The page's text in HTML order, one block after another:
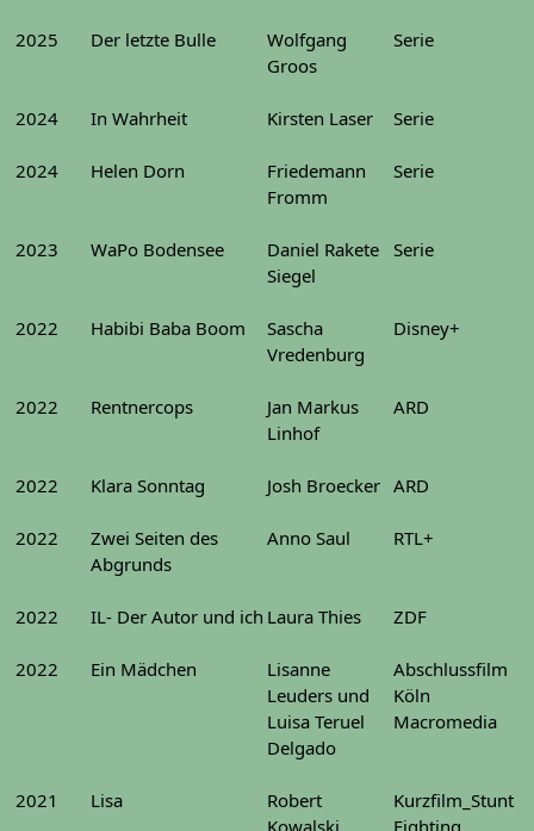
2025 Der letzte Bulle
Wolfgang
Groos
Serie
2024 In Wahrheit Kirsten Laser Serie
2024 Helen Dorn
Friedemann
Fromm
Serie
2023 WaPo Bodensee
Daniel Rakete
Siegel
Serie
2022 Habibi Baba Boom
Sascha
Vredenburg
Disney+
2022 Rentnercops
Jan Markus
Linhof
ARD
2022 Klara Sonntag Josh Broecker ARD
2022
Zwei Seiten des
Abgrunds
Anno Saul RTL+
2022 IL- Der Autor und ich Laura Thies ZDF
2022 Ein Mädchen
Lisanne
Leuders und
Luisa Teruel
Delgado
Abschlussfilm
Köln
Macromedia
2021 Lisa
Robert
Kowalski
Kurzfilm_Stunt
Fighting